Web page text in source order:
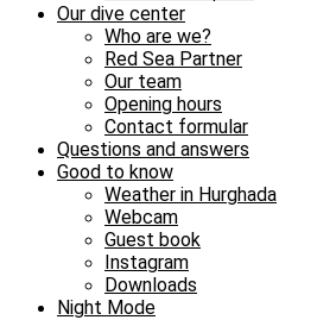
Our dive center
Who are we?
Red Sea Partner
Our team
Opening hours
Contact formular
Questions and answers
Good to know
Weather in Hurghada
Webcam
Guest book
Instagram
Downloads
Night Mode